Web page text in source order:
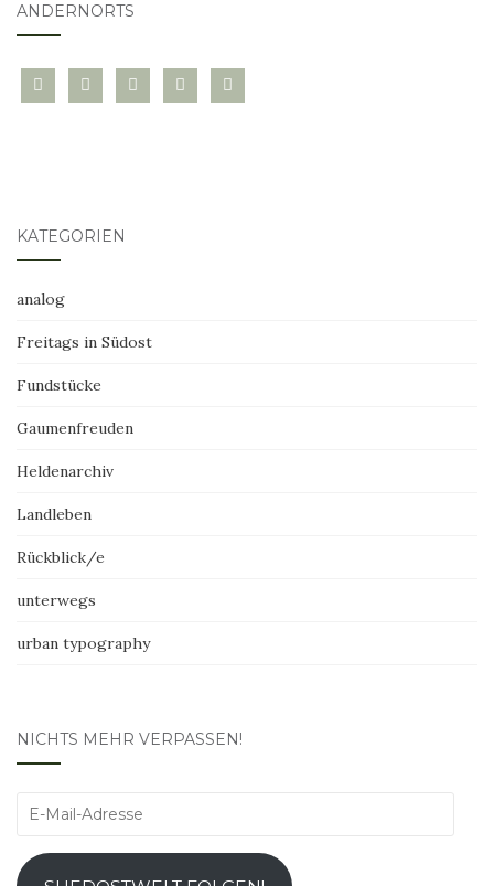
ANDERNORTS
bloglovininstagramtwitter pinterest
mail
KATEGORIEN
analog
Freitags in Südost
Fundstücke
Gaumenfreuden
Heldenarchiv
Landleben
Rückblick/e
unterwegs
urban typography
NICHTS MEHR VERPASSEN!
E-
Adresse